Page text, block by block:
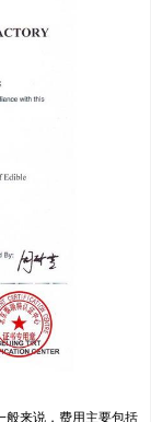
般来说，费用主要包括